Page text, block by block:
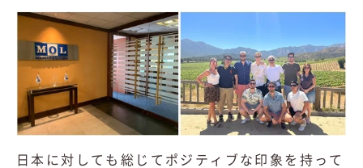
日本に対しても総じてポジティブな印象を持って